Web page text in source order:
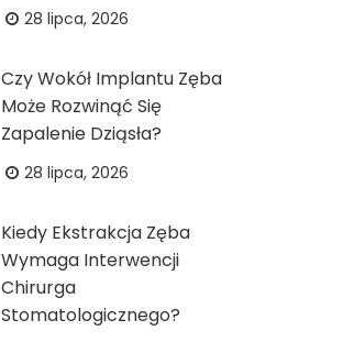
28 lipca, 2026
Czy Wokół Implantu Zęba
Może Rozwinąć Się
Zapalenie Dziąsła?
28 lipca, 2026
Kiedy Ekstrakcja Zęba
Wymaga Interwencji
Chirurga
Stomatologicznego?